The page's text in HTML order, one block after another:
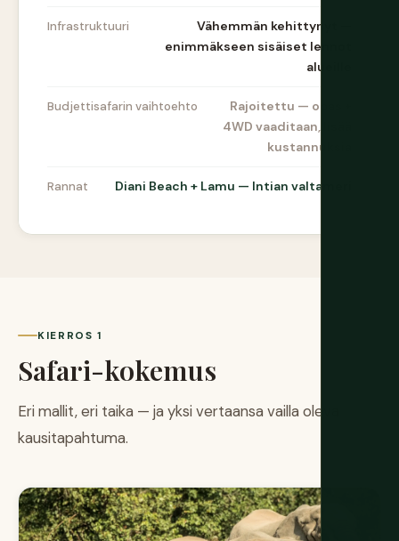
Infrastruktuuri
Vähemmän kehittynyt —
enimmäkseen sisäiset lennot
alueille
Budjettisafarin vaihtoehto
Rajoitettu — opas +
4WD vaaditaan, lisää
kustannuksia
Rannat Diani Beach + Lamu — Intian valtameri
KIERROS 1
Safari-kokemus
Eri mallit, eri taika — ja yksi vertaansa vailla oleva
kausitapahtuma.